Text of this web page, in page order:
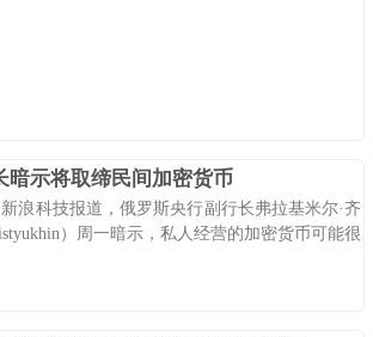
暗示将取缔民间加密货币
浪科技报道，俄罗斯央行副行长弗拉基米尔·齐
）周一暗示，私人经营的加密货币可能很